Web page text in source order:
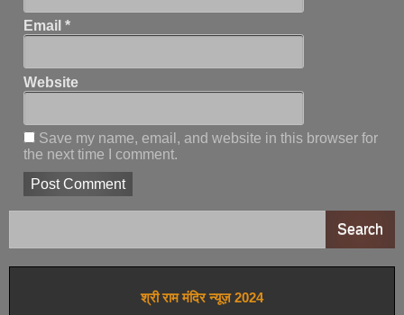
Email*
Website
Save my name, email, and website in this browser for
the next time I comment.
Search
श्री राम मंदिर न्यूज़ 2024